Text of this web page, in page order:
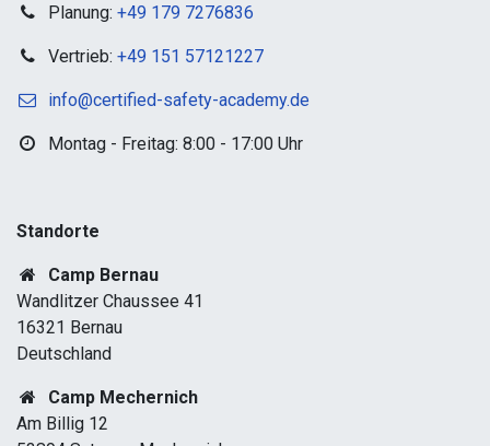
Planung: +49 179 7276836
Vertrieb: +49 151 57121227
info@certified-safety-academy.de
Montag - Freitag: 8:00 - 17:00 Uhr
Standorte​
Camp Bernau
Wandlitzer Chaussee 41
16321 Bernau
Deutschland
Camp Mechernich
Am Billig 12